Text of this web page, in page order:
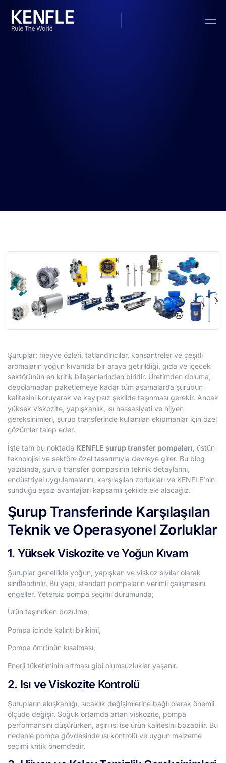
Şuruplar; meyve özleri, tatlandırıcılar, konsantreler ve çeşitli
aromaların yoğun kıvamda bir araya getirildiği, gıda ve içecek
sektörünün en kritik bileşenlerinden biridir. Üretimden doluma,
depolamadan paketlemeye kadar tüm aşamalarda şurubun
kalitesini koruyarak ve kayıpsız şekilde taşınması gerekir. Ancak
yüksek viskozite, yapışkanlık, ısı hassasiyeti ve hijyen
gereksinimleri, şurup transferinde kullanılan ekipmanlar için özel
çözümler talep eder.
İşte tam bu noktada KENFLE şurup transfer pompaları , üstün
teknolojisi ve sektöre özel tasarımıyla devreye girer. Bu blog
yazısında, şurup transfer pompasının teknik detaylarını,
endüstriyel uygulamalarını, karşılaşılan zorlukları ve KENFLE’nin
sunduğu eşsiz avantajları kapsamlı şekilde ele alacağız.
Şurup Transferinde Karşılaşılan
Teknik ve Operasyonel Zorluklar
1. Yüksek Viskozite ve Yoğun Kıvam
Şuruplar genellikle yoğun, yapışkan ve viskoz sıvılar olarak
sınıflandırılır. Bu yapı, standart pompaların verimli çalışmasını
engeller. Yetersiz pompa seçimi durumunda;
Ürün taşınırken bozulma,
Pompa içinde kalıntı birikimi,
Pompa ömrünün kısalması,
Enerji tüketiminin artması gibi olumsuzluklar yaşanır.
2. Isı ve Viskozite Kontrolü
Şurupların akışkanlığı, sıcaklık değişimlerine bağlı olarak önemli
ölçüde değişir. Soğuk ortamda artan viskozite, pompa
performansını düşürürken, aşırı ısı ise ürün kalitesini bozabilir. Bu
nedenle pompa gövdesinde ısı kontrolü ve uygun malzeme
seçimi kritik önemdedir.